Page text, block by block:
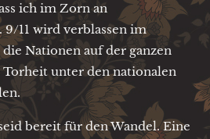
ich im Zorn an
11 wird verblassen im
Nationen auf der ganzen
unter den nationalen
bereit für den Wandel. Eine